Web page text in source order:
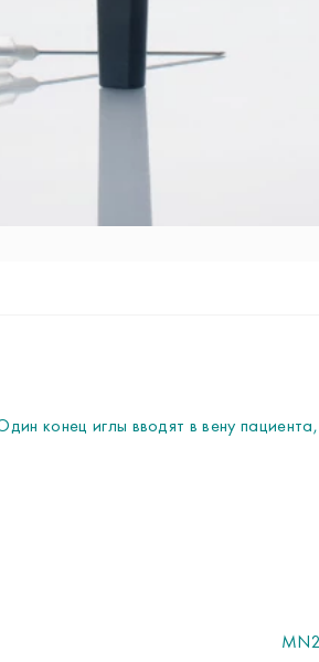
конец иглы вводят в вену